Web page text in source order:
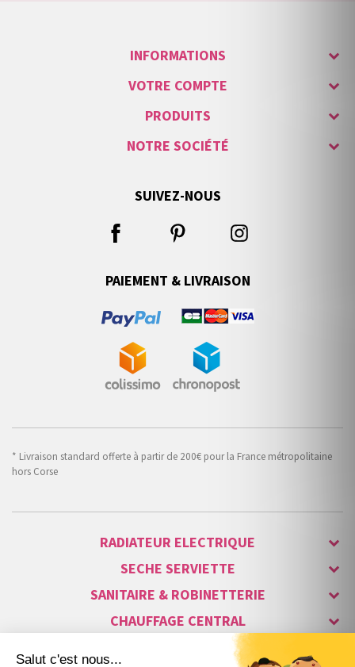
INFORMATIONS
VOTRE COMPTE
PRODUITS
NOTRE SOCIÉTÉ
SUIVEZ-NOUS
PAIEMENT & LIVRAISON
* Livraison standard offerte à partir de 200€ pour la France métropolitaine
hors Corse
RADIATEUR ELECTRIQUE
SECHE SERVIETTE
SANITAIRE & ROBINETTERIE
CHAUFFAGE CENTRAL
ALARME & SÉCURITÉ